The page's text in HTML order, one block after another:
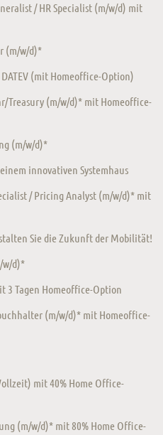
/ HR Specialist (m/w/d) mit
(m/w/d)*
(mit Homeoffice-Option)
Treasury (m/w/d)* mit Homeoffice-
(m/w/d)*
innovativen Systemhaus
/ Pricing Analyst (m/w/d)* mit
Sie die Zukunft der Mobilität!
w/d)*
3 Tagen Homeoffice-Option
(m/w/d)* mit Homeoffice-
mit 40% Home Office-
(m/w/d)* mit 80% Home Office-